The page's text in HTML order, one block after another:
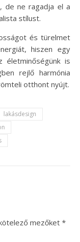
de ne ragadja el a
stílust.
és türelmet
hiszen egy
életminőségünk is
rejlő harmónia
otthont nyújt.
lakásdesign
mezőket *